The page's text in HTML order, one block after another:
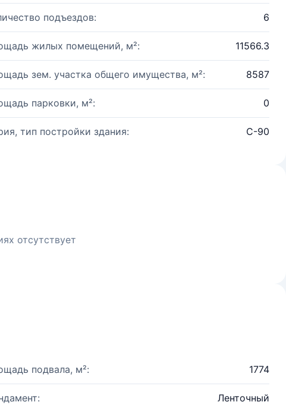
подъездов: 6
жилых помещений, м²: 11566.3
зем. участка общего имущества, м²: 8587
парковки, м²: 0
тип постройки здания: С-90
отсутствует
подвала, м²: 1774
Ленточный